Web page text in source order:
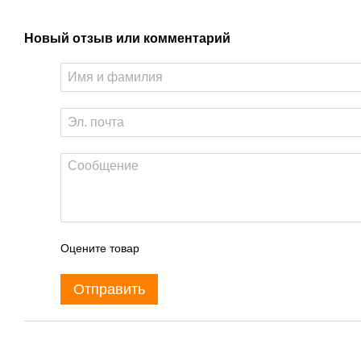
Новый отзыв или комментарий
Оцените товар
Отправить